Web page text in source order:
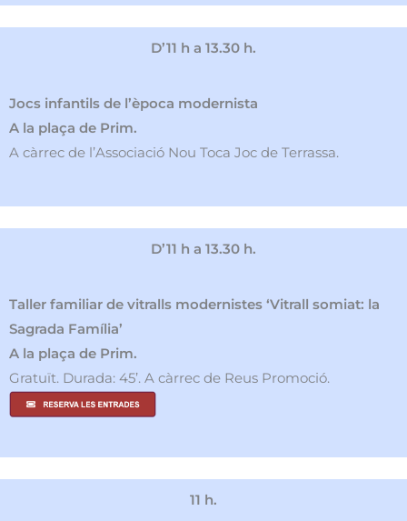
D’11 h a 13.30 h.
Jocs infantils de l’època modernista
A la plaça de Prim.
A càrrec de l’Associació Nou Toca Joc de Terrassa.
D’11 h a 13.30 h.
Taller familiar de vitralls modernistes ‘Vitrall somiat: la
Sagrada Família’
A la plaça de Prim.
Gratuït. Durada: 45’. A càrrec de Reus Promoció.
11 h.